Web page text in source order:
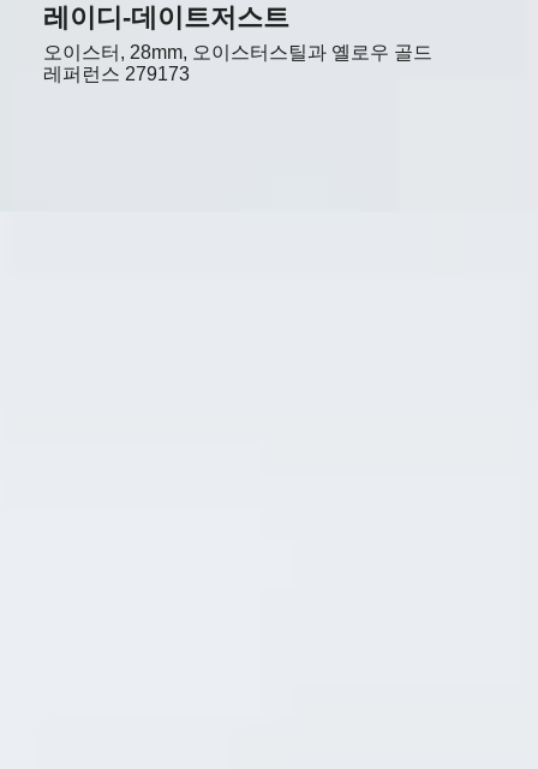
레이디-데이트저스트
오이스터, 28mm, 오이스터스틸과 옐로우 골드
레퍼런스 279173